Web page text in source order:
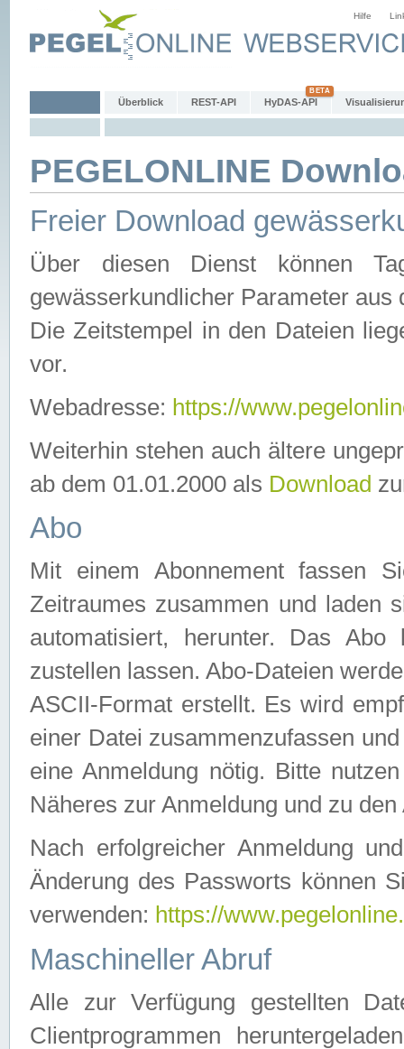
Hilfe
Überblick REST-API HyDAS-API
PEGELONLINE
Freier Download
Über diesen Dienst können
gewässerkundlicher Parameter aus
Die Zeitstempel in den Dateien
vor.
Webadresse: https://
Weiterhin stehen auch ältere
ab dem 01.01.2000 als Download
Abo
Mit einem Abonnement fassen
Zeitraumes zusammen und laden
automatisiert, herunter. Das
zustellen lassen. Abo-Dateien
ASCII-Format erstellt. Es wird
einer Datei zusammenzufassen
eine Anmeldung nötig. Bitte
Näheres zur Anmeldung und zu
Nach erfolgreicher Anmeldung
Änderung des Passworts können
verwenden: https://
Maschineller Abruf
Alle zur Verfügung gestellten
Clientprogrammen